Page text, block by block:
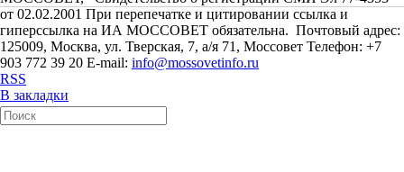
от 02.02.2001 При перепечатке и цитировании ссылка и
гиперссылка на ИА МОССОВЕТ обязательна. Почтовый адрес:
125009, Москва, ул. Тверская, 7, а/я 71, Моссовет Телефон: +7
903 772 39 20 E-mail: info@mossovetinfo.ru
RSS
В закладки